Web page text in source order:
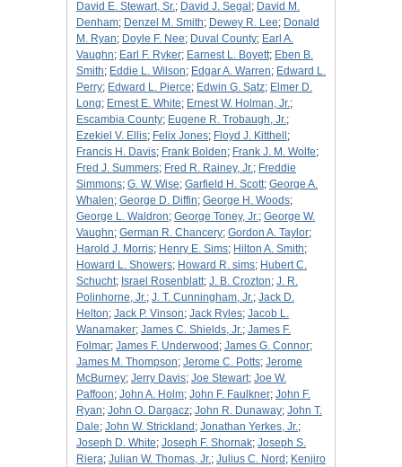
David E. Stewart, Sr.; David J. Segal ; David M.
Denham; Denzel M. Smith; Dewey R. Lee; Donald
M. Ryan; Doyle F. Nee; Duval County; Earl A.
Vaughn; Earl F. Ryker; Earnest L. Boyett; Eben B.
Smith; Eddie L. Wilson; Edgar A. Warren; Edward L.
Perry; Edward L. Pierce; Edwin G. Satz; Elmer D.
Long; Ernest E. White; Ernest W. Holman, Jr.;
Escambia County; Eugene R. Trobaugh, Jr.;
Ezekiel V. Ellis; Felix Jones; Floyd J. Kitthell ;
Francis H. Davis; Frank Bolden; Frank J. M. Wolfe;
Fred J. Summers; Fred R. Rainey, Jr.; Freddie
Simmons; G. W. Wise; Garfield H. Scott; George A.
Whalen; George D. Diffin; George H. Woods;
George L. Waldron; George Toney, Jr.; George W.
Vaughn; German R. Chancery; Gordon A. Taylor;
Harold J. Morris; Henry E. Sims; Hilton A. Smith;
Howard L. Showers; Howard R. sims; Hubert C.
Schucht; Israel Rosenblatt; J. B. Crozton; J. R.
Polinhorne, Jr.; J. T. Cunningham, Jr.; Jack D.
Helton; Jack P. Vinson; Jack Ryles; Jacob L.
Wanamaker; James C. Shields, Jr.; James F.
Folmar; James F. Underwood ; James G. Connor;
James M. Thompson; Jerome C. Potts; Jerome
McBurney; Jerry Davis; Joe Stewart; Joe W.
Paffoon; John A. Holm; John F. Faulkner; John F.
Ryan; John O. Dargacz; John R. Dunaway; John T.
Dale; John W. Strickland ; Jonathan Yerkes, Jr.;
Joseph D. White; Joseph F. Shornak; Joseph S.
Riera; Julian W. Thomas, Jr.; Julius C. Nord ; Kenjiro